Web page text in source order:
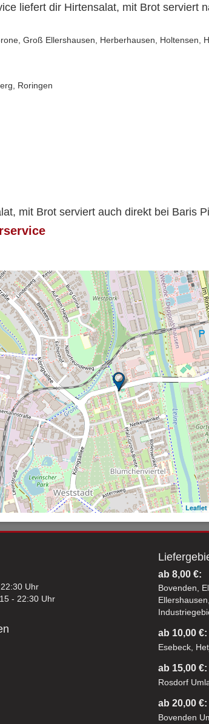
liefert dir Hirtensalat, mit Brot serviert
Groß Ellershausen, Herberhausen, Holtensen,
Roringen
mit Brot serviert auch direkt bei Baris
Leaflet
Uhr
- 22:30 Uhr
ab 8,00 €:
Bovenden,
ab 10,00 €:
Esebeck,
ab 15,00 €:
Rosdorf
ab 20,00 €:
Bovenden